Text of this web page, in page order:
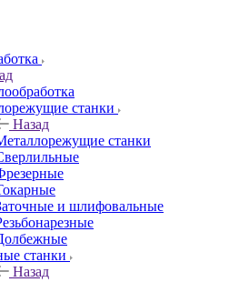
станки
Назад
станки
и шлифовальные
станки
Назад